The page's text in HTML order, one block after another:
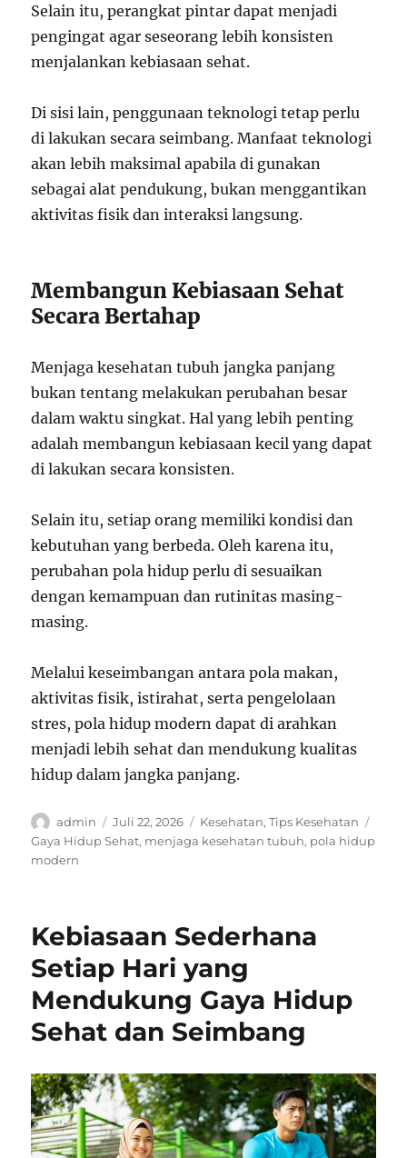
Selain itu, perangkat pintar dapat menjadi
pengingat agar seseorang lebih konsisten
menjalankan kebiasaan sehat.
Di sisi lain, penggunaan teknologi tetap perlu
di lakukan secara seimbang. Manfaat teknologi
akan lebih maksimal apabila di gunakan
sebagai alat pendukung, bukan menggantikan
aktivitas fisik dan interaksi langsung.
Membangun Kebiasaan Sehat
Secara Bertahap
Menjaga kesehatan tubuh jangka panjang
bukan tentang melakukan perubahan besar
dalam waktu singkat. Hal yang lebih penting
adalah membangun kebiasaan kecil yang dapat
di lakukan secara konsisten.
Selain itu, setiap orang memiliki kondisi dan
kebutuhan yang berbeda. Oleh karena itu,
perubahan pola hidup perlu di sesuaikan
dengan kemampuan dan rutinitas masing-
masing.
Melalui keseimbangan antara pola makan,
aktivitas fisik, istirahat, serta pengelolaan
stres, pola hidup modern dapat di arahkan
menjadi lebih sehat dan mendukung kualitas
hidup dalam jangka panjang.
Author
admin
Posted
on
Juli 22, 2026 Categories
Kesehatan,Tips Kesehatan
Gaya Hidup Sehat, menjaga kesehatan tubuh, pola hidup
modern
Kebiasaan Sederhana
Setiap Hari yang
Mendukung Gaya Hidup
Sehat dan Seimbang